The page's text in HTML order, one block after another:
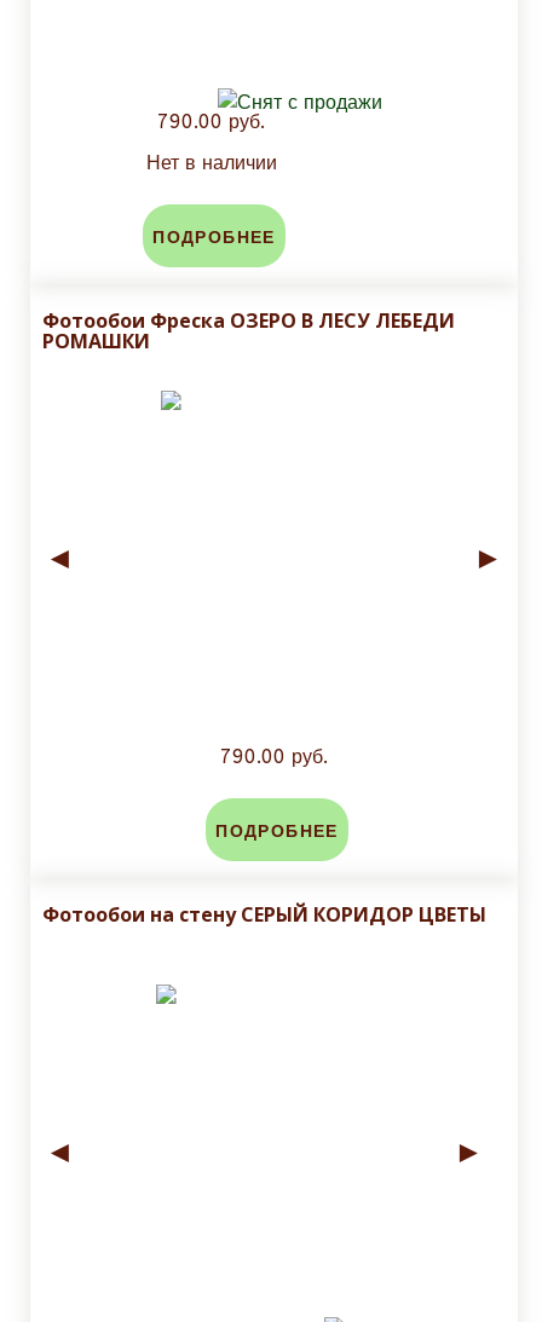
790.00 руб.
Нет в наличии
ПОДРОБНЕЕ
Фотообои Фреска ОЗЕРО В ЛЕСУ ЛЕБЕДИ
РОМАШКИ
◄ ►
790.00 руб.
ПОДРОБНЕЕ
Фотообои на стену СЕРЫЙ КОРИДОР ЦВЕТЫ
◄ ►